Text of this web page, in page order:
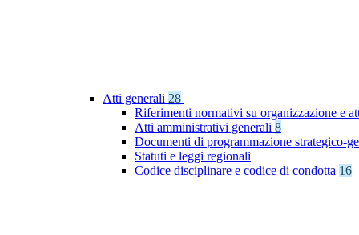
Atti generali 28
Riferimenti normativi su organizzazione e
Atti amministrativi generali 8
Documenti di programmazione strategico-
Statuti e leggi regionali
Codice disciplinare e codice di condotta 16